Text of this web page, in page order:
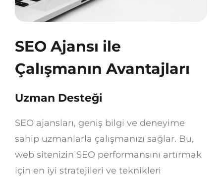
SEO Ajansı ile
Çalışmanın Avantajları
Uzman Desteği
SEO ajansları, geniş bilgi ve deneyime
sahip uzmanlarla çalışmanızı sağlar. Bu,
web sitenizin SEO performansını artırmak
için en iyi stratejileri ve teknikleri